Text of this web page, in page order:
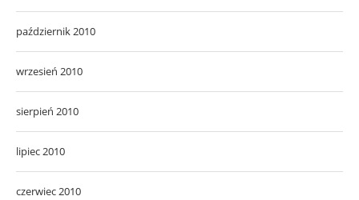
październik 2010
wrzesień 2010
sierpień 2010
lipiec 2010
czerwiec 2010